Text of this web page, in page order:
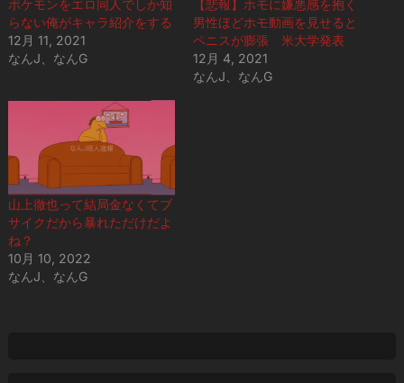
ポケモンをエロ同人でしか知
らない俺がキャラ紹介をする
12月 11, 2021
なんJ、なんG
【悲報】ホモに嫌悪感を抱く
男性ほどホモ動画を見せると
ペニスが膨張 米大学発表
12月 4, 2021
なんJ、なんG
山上徹也って結局金なくてブ
サイクだから暴れただけだよ
ね？
10月 10, 2022
なんJ、なんG